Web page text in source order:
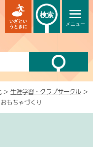
メニュー
いざとい
うときに
検索
> 生涯学習・クラブサークル >
もちゃづくり